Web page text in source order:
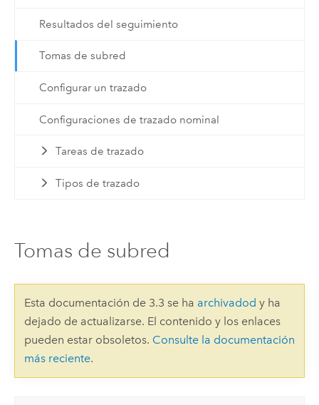
Resultados del seguimiento
Tomas de subred
Configurar un trazado
Configuraciones de trazado nominal
Tareas de trazado
Tipos de trazado
Tomas de subred
Esta documentación de 3.3 se ha archivadod y ha
dejado de actualizarse. El contenido y los enlaces
pueden estar obsoletos. Consulte la documentación
más reciente.